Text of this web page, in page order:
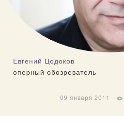
Евгений Цодоков
оперный обозреватель
09 января 2011